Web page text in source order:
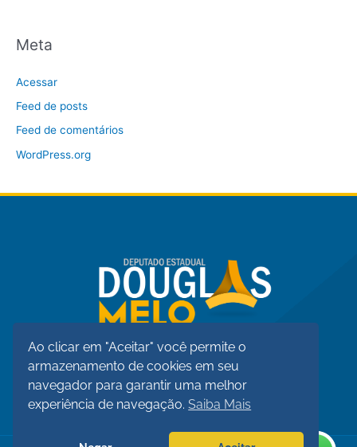
Meta
Acessar
Feed de posts
Feed de comentários
WordPress.org
Ao clicar em "Aceitar" você permite o
armazenamento de cookies em seu
navegador para garantir uma melhor
experiência de navegação.Saiba Mais